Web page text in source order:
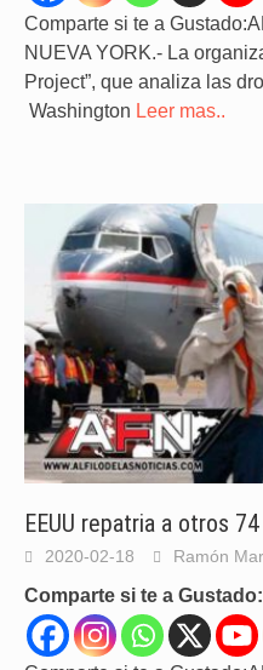
Comparte si te a
NUEVA YORK.- La
Project”, que analiza las
Washington Leer mas..
EEUU repatria a otros
2020-02-18 Ramón
Comparte si te a Gustado: